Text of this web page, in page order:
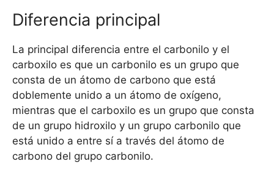
Diferencia principal
La principal diferencia entre el carbonilo y el
carboxilo es que un carbonilo es un grupo que
consta de un átomo de carbono que está
doblemente unido a un átomo de oxígeno,
mientras que el carboxilo es un grupo que consta
de un grupo hidroxilo y un grupo carbonilo que
está unido a entre sí a través del átomo de
carbono del grupo carbonilo.